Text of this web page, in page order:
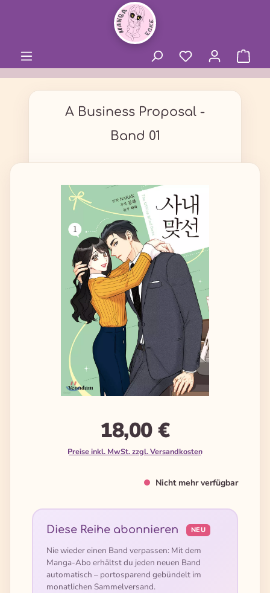
A Business Proposal -
Band 01
Bildergalerie überspringen
18,00 €
Preise inkl. MwSt. zzgl. Versandkosten
Nicht mehr verfügbar
Diese Reihe abonnieren NEU
Nie wieder einen Band verpassen: Mit dem
Manga-Abo erhältst du jeden neuen Band
automatisch – portosparend gebündelt im
monatlichen Sammelversand.